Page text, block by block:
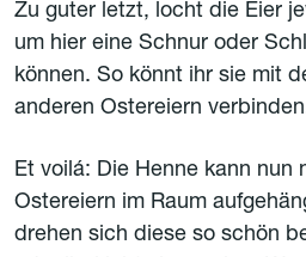
Zu guter letzt, locht die Eier
um hier eine Schnur oder
können. So könnt ihr sie mit
anderen Ostereiern
Et voilá: Die Henne kann nun
Ostereiern im Raum
drehen sich diese so schön